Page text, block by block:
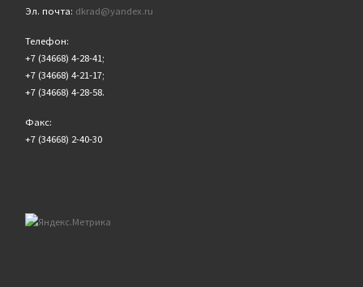
Эл. почта: dkrad@yandex.ru
Телефон:
+7 (34668) 4-28-41;
+7 (34668) 4-21-17;
+7 (34668) 4-28-58.
Факс:
+7 (34668) 2-40-30